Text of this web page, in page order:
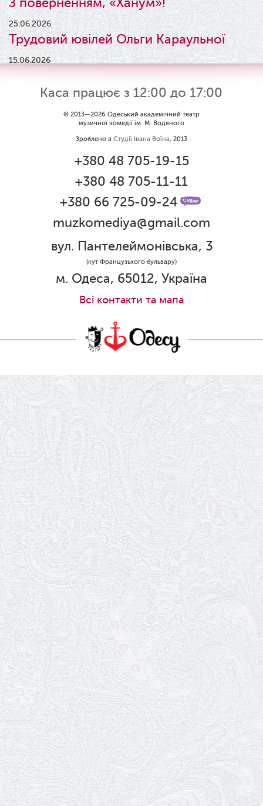
25.06.2026
Трудовий ювілей Ольги Караульної
15.06.2026
Результати конкурсу
09.06.2026
Вітаємо Ірину Візіренко з
народженням дівчинки!
Дякуємо за свято!
Графік роботи каси 1 червня
Ювілей Олени Редько
Ювілей Станіслава Зайцева
18.05.2026
Шукаємо інженерів і техніків
17.05.2026
Ювілей Валентини Бородіної
13.05.2026
Конкурс на заміщення вакантних
посад
12.05.2026
Ювілей Світлани Коцюренко
10.05.2026
Онлайн-трансляція концерту «Хто
кого?»
09.05.2026
Ювілей Олександра Ланге
08.05.2026
Відновлення мюзиклу «Ханум»
06.05.2026
Вітаємо з прем'єрою у виставі «Два
кольори однієї долі» Катерину Мись!
26.04.2026
З першою прем'єрою 2026 року!
25.04.2026
Трудовий ювілей Ауріки Ахметової
24.04.2026
Каса працює з 12:00 до 17:00
© 2013—2026 Одеський академічний театр
музичної комедії ім. М. Водяного
Зроблено в Студії Івана Воїна, 2013
+380 48 705-19-15
+380 48 705-11-11
+380 66 725-09-24
muzkomediya@gmail.com
вул. Пантелеймонівська, 3
(кут Французького бульвару)
м. Одеса, 65012, Україна
Всi контакти та мапа